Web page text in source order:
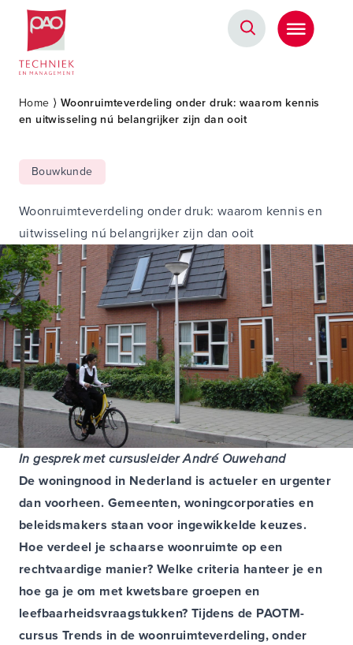
Postacademische cursussen, leergangen en opleidingen
Home ⟩ Woonruimteverdeling onder druk: waarom kennis
en uitwisseling nú belangrijker zijn dan ooit
Bouwkunde
Woonruimteverdeling onder druk: waarom kennis en
uitwisseling nú belangrijker zijn dan ooit
In gesprek met cursusleider André Ouwehand
De woningnood in Nederland is actueler en urgenter
dan voorheen. Gemeenten, woningcorporaties en
beleidsmakers staan voor ingewikkelde keuzes.
Hoe verdeel je schaarse woonruimte op een
rechtvaardige manier? Welke criteria hanteer je en
hoe ga je om met kwetsbare groepen en
leefbaarheidsvraagstukken? Tijdens de PAOTM-
cursus Trends in de woonruimteverdeling, onder